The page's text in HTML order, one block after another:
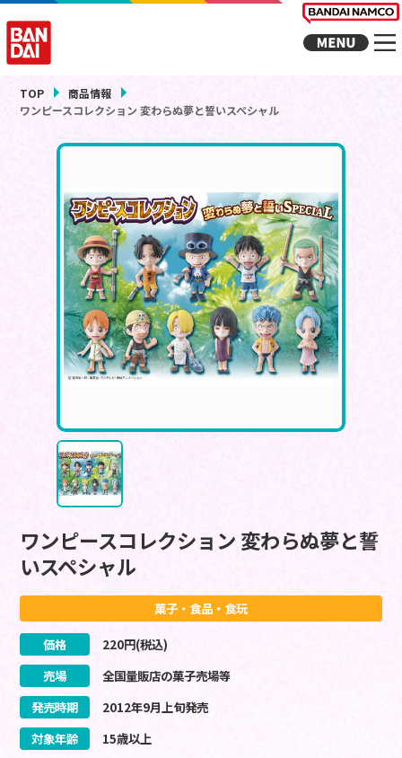
TOP
商品情報
ワンピースコレクション 変わらぬ夢と誓いスペシャル
ワンピースコレクション 変わらぬ夢と誓
いスペシャル
菓子・食品・食玩
価格 220円(税込)
売場
全国量販店の菓子売場等
発売時期
2012年9月上旬発売
対象年齢
15歳以上